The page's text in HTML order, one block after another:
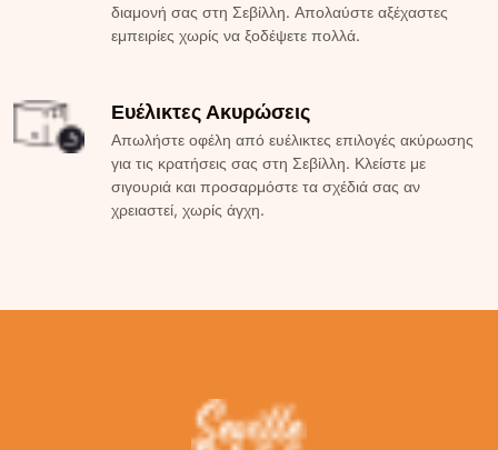
διαμονή σας στη Σεβίλλη. Απολαύστε αξέχαστες
εμπειρίες χωρίς να ξοδέψετε πολλά.
Ευέλικτες Ακυρώσεις
Απωλήστε οφέλη από ευέλικτες επιλογές ακύρωσης
για τις κρατήσεις σας στη Σεβίλλη. Κλείστε με
σιγουριά και προσαρμόστε τα σχέδιά σας αν
χρειαστεί, χωρίς άγχη.